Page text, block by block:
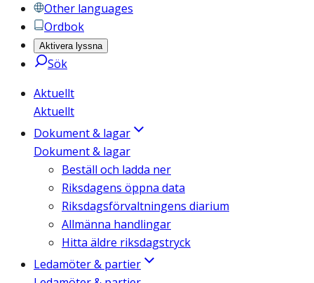
Other languages
Ordbok
Aktivera lyssna
Sök
Aktuellt
Aktuellt
Dokument & lagar
Dokument & lagar
Beställ och ladda ner
Riksdagens öppna data
Riksdagsförvaltningens diarium
Allmänna handlingar
Hitta äldre riksdagstryck
Ledamöter & partier